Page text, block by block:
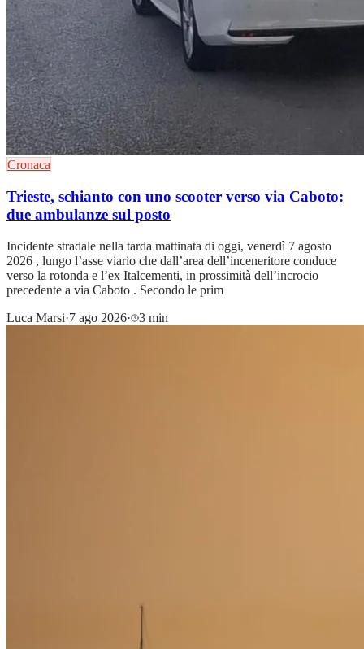
Cronaca
Trieste, schianto con uno scooter verso via Caboto:
due ambulanze sul posto
Incidente stradale nella tarda mattinata di oggi, venerdì 7 agosto
2026 , lungo l’asse viario che dall’area dell’inceneritore conduce
verso la rotonda e l’ex Italcementi, in prossimità dell’incrocio
precedente a via Caboto . Secondo le prim
Luca Marsi·7 ago 2026· 3 min